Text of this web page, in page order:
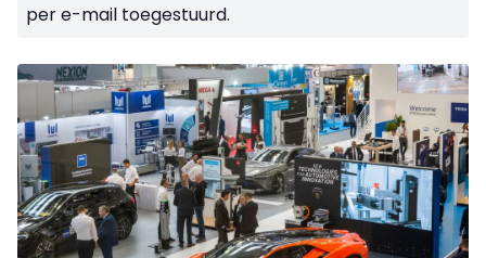
per e-mail toegestuurd.